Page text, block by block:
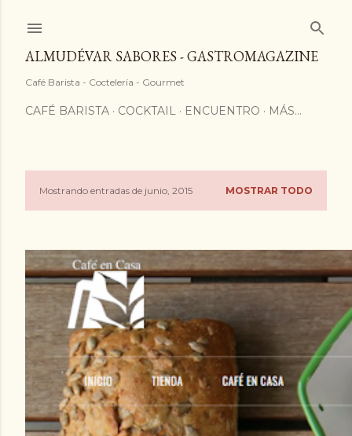
ALMUDÉVAR SABORES - GASTROMAGAZINE
Café Barista - Coctelería - Gourmet
CAFÉ BARISTA COCKTAIL ENCUENTRO MÁS…
E
t
r
a
d
a
s
Mostrando entradas de junio, 2015 MOSTRAR TODO